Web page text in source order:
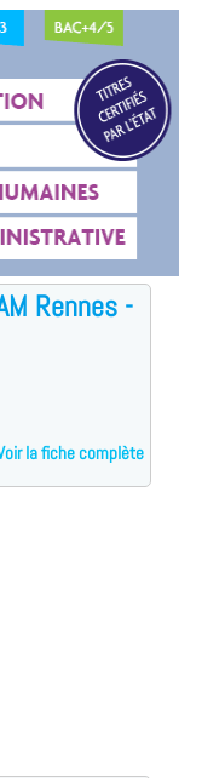
Rennes -
la fiche complète